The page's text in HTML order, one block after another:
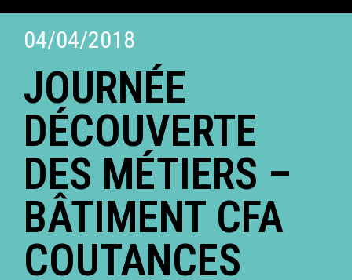
04/04/2018
JOURNÉE
DÉCOUVERTE
DES MÉTIERS –
BÂTIMENT CFA
COUTANCES